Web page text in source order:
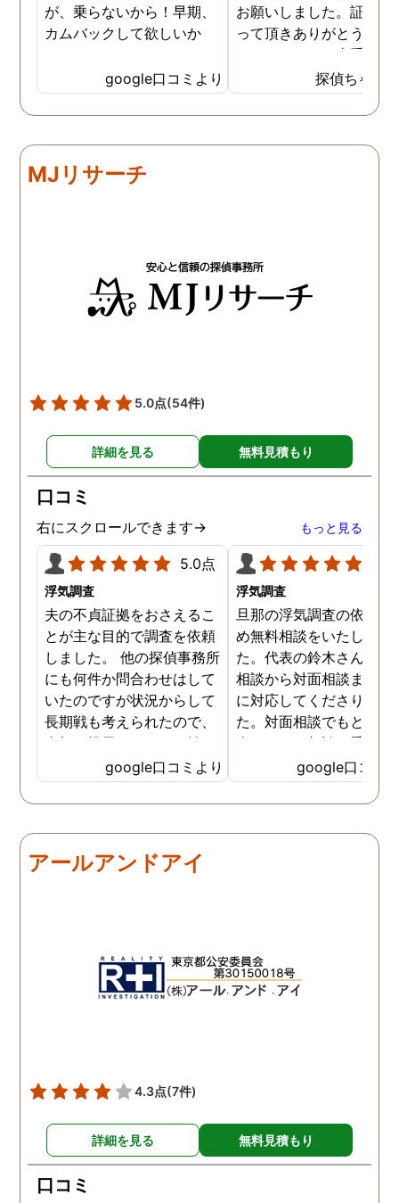
が、乗らないから！早期、
カムバックして欲しいか
google口コミより
お願いしました。証拠を
って頂きありがとうござ
ました。やはり大手の会
は違いますね。探偵ちゃん
MJリサーチ
5.0点(54件)
詳細を見る 無料見積もり
口コミ
右にスクロールできます→ もっと見る
5.0点
浮気調査
夫の不貞証拠をおさえるこ
とが主な目的で調査を依頼
しました。 他の探偵事務所
にも何件か問合わせはして
いたのですが状況からして
長期戦も考えられたので、
金額を提示されそれが払え
ないとそもそも相談もでき
ない状態でした。 そんな中
ダメ元で同じ相談をした
してくださり、そして私が
持ってる情報から的確にア
を予想しながら調査してく
れて、実際に不貞の現場も
数回おさえることができと
らしいです。 また、さまざ
り、私の精神的なフォロー
だけでなく、その後の弁護
士の紹介やアドバイスもし
ていただき、これから夫と
google口コミより
浮気調査
旦那の浮気調査の依頼の
め無料相談をいたしまし
た。代表の鈴木さんが電
相談から対面相談まです
に対応してくださりまし
た。対面相談でもとても
身になって相談に乗って
ださりすぐに契約といっ
こともなく金銭的な問題
ありましたので相談して
さりました。結果として
後どうですか？と連絡ま
して下さり応援してるか
ねと温かい言葉までかけ
お願いしたいと思ってお
ます。本当にありがとう
ざいました。
google口コミ
アールアンドアイ
4.3点(7件)
詳細を見る 無料見積もり
口コミ